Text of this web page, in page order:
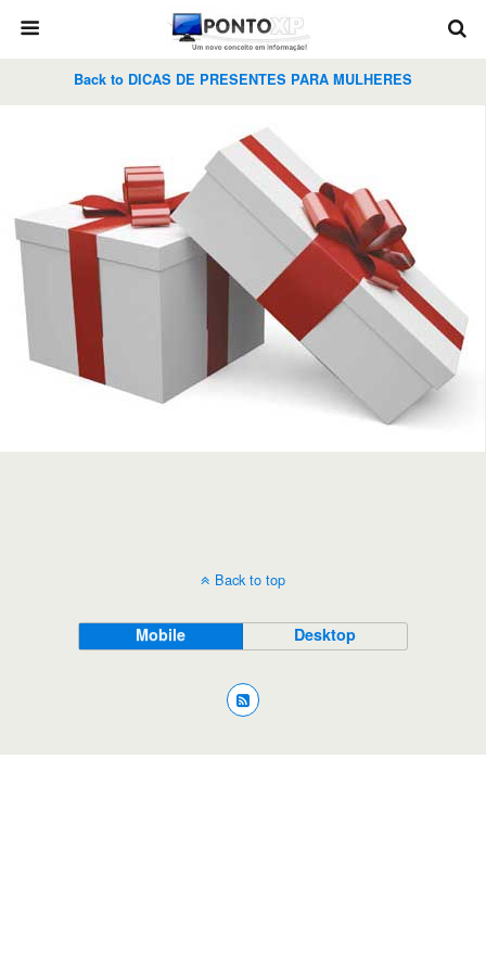
Back to DICAS DE PRESENTES PARA MULHERES
Back to top
Mobile Desktop